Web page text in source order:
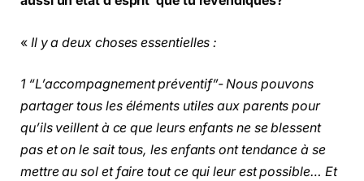
« Il y a deux choses essentielles :
1 “L’accompagnement préventif”- Nous pouvons
partager tous les éléments utiles aux parents pour
qu’ils veillent à ce que leurs enfants ne se blessent
pas et on le sait tous, les enfants ont tendance à se
mettre au sol et faire tout ce qui leur est possible… Et